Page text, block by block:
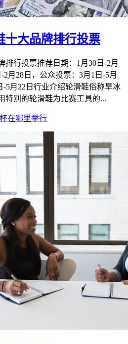
十大品牌排行投票
排行投票推荐日期：1月30日-2月
月28日，公众投票：3月1日-5月
-5月22日行业介绍轮滑鞋俗称旱冰
特别的轮滑鞋为比赛工具的...
在哪里举行